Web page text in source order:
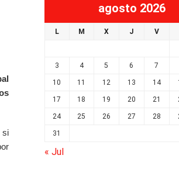
si
agosto 2026
L M X J V
3 4 5 6 7
10 11 12 13 14
17 18 19 20 21
24 25 26 27 28
31
« Jul